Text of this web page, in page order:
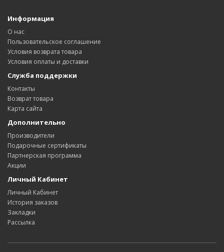
Информация
О нас
Пользовательское соглашение
Условия возврата товара
Условия оплаты и доставки
Служба поддержки
Контакты
Возврат товара
Карта сайта
Дополнительно
Производители
Подарочные сертификаты
Партнерская программа
Акции
Личный Кабинет
Личный Кабинет
История заказов
Закладки
Рассылка